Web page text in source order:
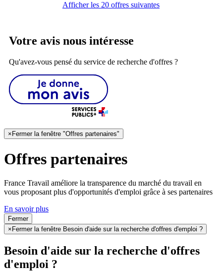
Afficher les 20 offres suivantes
Votre avis nous intéresse
Qu'avez-vous pensé du service de recherche d'offres ?
× Fermer la fenêtre "Offres partenaires"
Offres partenaires
France Travail améliore la transparence du marché du travail en
vous proposant plus d'opportunités d'emploi grâce à ses partenaires
En savoir plus
Fermer
× Fermer la fenêtre Besoin d'aide sur la recherche d'offres d'emploi ?
Besoin d'aide sur la recherche d'offres
d'emploi ?